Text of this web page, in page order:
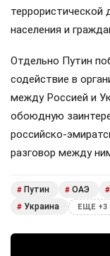
террористической
населения и
Отдельно Путин
содействие в
между Россией и
обоюдную
российско-
разговор между
# Путин # ОАЭ #
# Украина ЕЩЕ +3